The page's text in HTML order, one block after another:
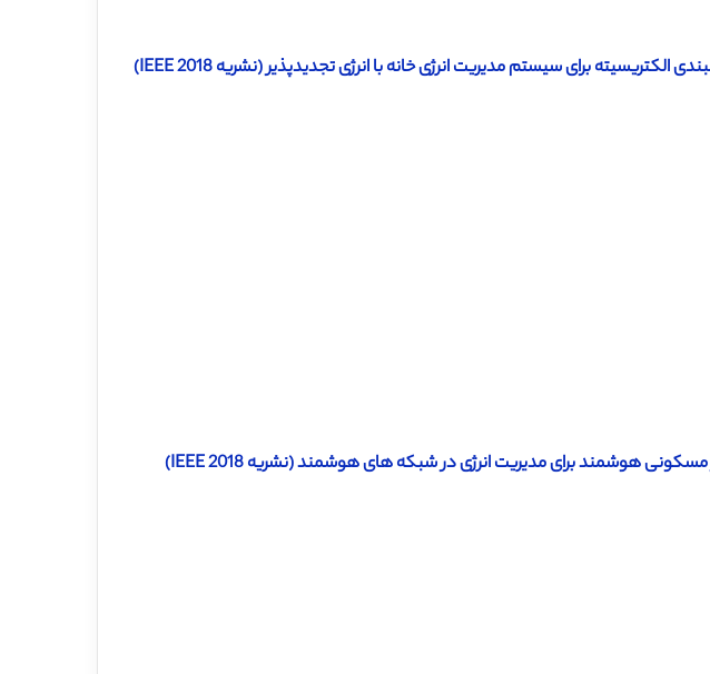
دانلود رایگان ترجمه مقاله استراتژی زمانبندی الکتریسیته برای سیستم مدیریت انرژی خانه با انرژی تجدیدپذیر (نشریه IEEE 2018)
دانلود رایگان ترجمه مقاله شبیه ساز بار مسکونی هوشمند برای مدیریت انرژی در شبکه های هوشمند (نشریه IEEE 2018)